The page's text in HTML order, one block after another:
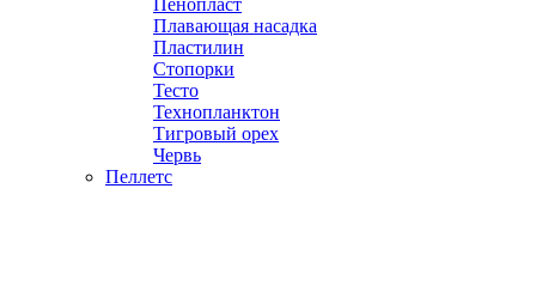
Пенопласт
Плавающая насадка
Пластилин
Стопорки
Тесто
Технопланктон
Тигровый орех
Червь
Пеллетс